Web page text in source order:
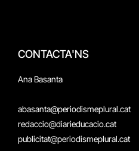
CONTACTA'NS
Ana Basanta
abasanta@periodismeplural.cat
redaccio@diarieducacio.cat
publicitat@periodismeplural.cat